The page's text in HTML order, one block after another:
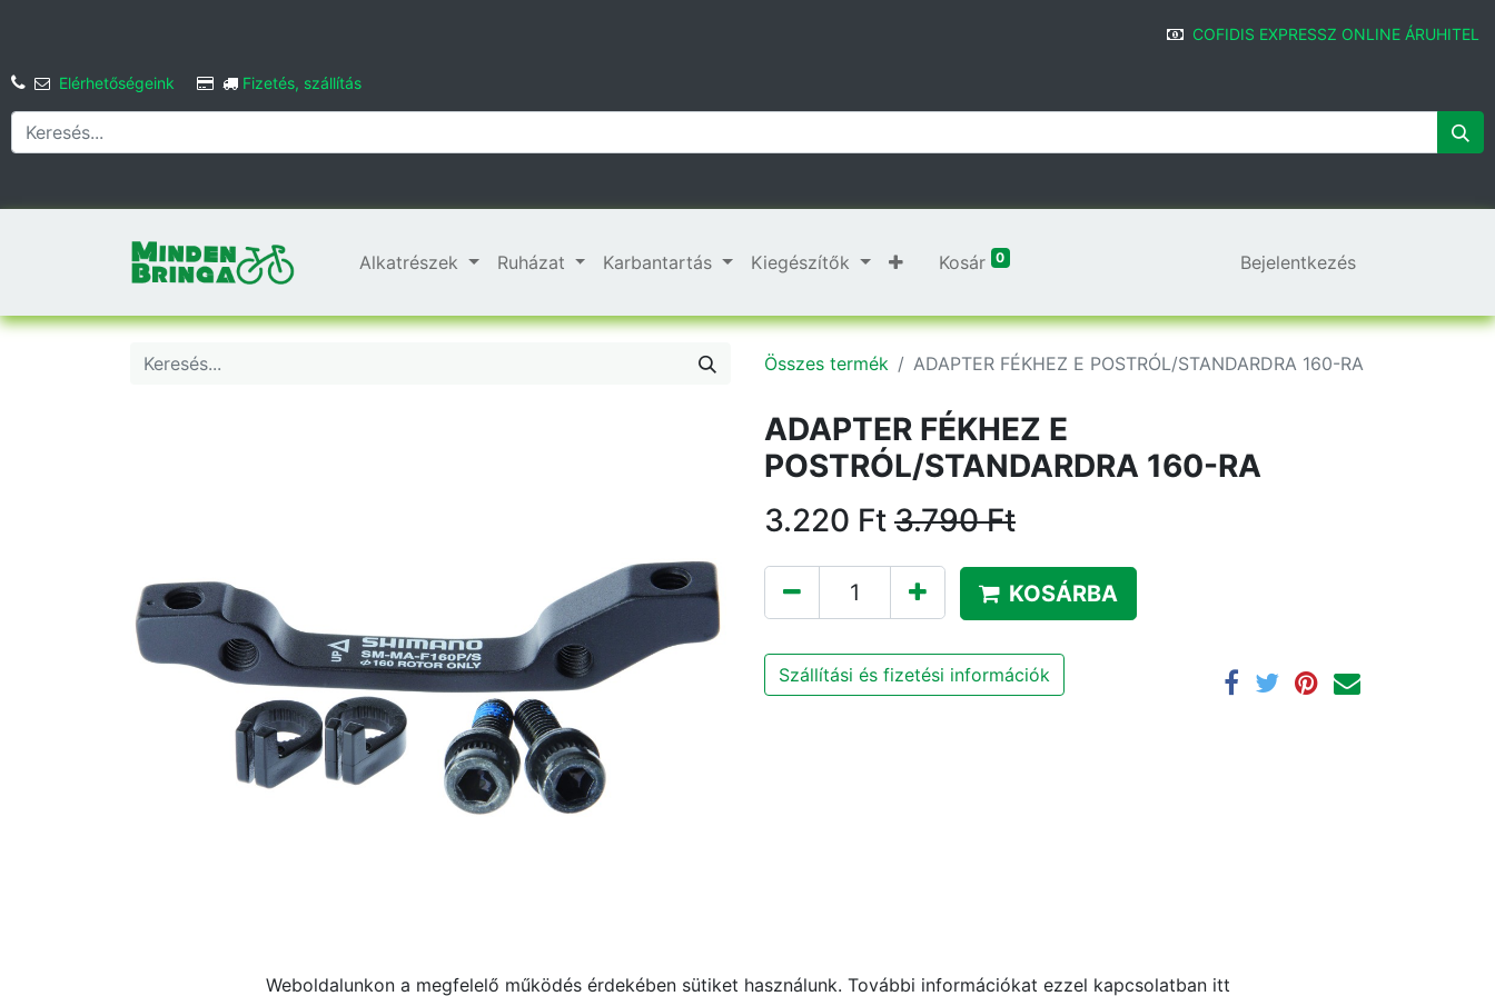
COFIDIS EXPRESSZ ONLINE ÁRUHITEL
Elérhetőségeink Fizetés, szállítás
Alkatrészek Ruházat Karbantartás Kiegészítők Kosár 0 Bejelentkezés
Összes termék ADAPTER FÉKHEZ E POSTRÓL/STANDARDRA 160-RA
ADAPTER FÉKHEZ E
POSTRÓL/STANDARDRA 160-RA
3.220 Ft 3.790Ft
KOSÁRBA
Szállítási és fizetési információk
Weboldalunkon a megfelelő működés érdekében sütiket használunk. További információkat ezzel kapcsolatban itt